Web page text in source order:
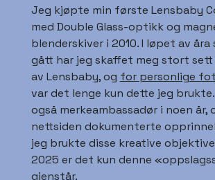
Jeg kjøpte min første Lensbaby
med Double Glass-optikk og
blenderskiver i 2010. I løpet av åra
gått har jeg skaffet meg stort
av Lensbaby, og for personlige
var det lenge kun dette jeg
også merkeambassadør i noen år,
nettsiden dokumenterte
jeg brukte disse kreative
2025 er det kun denne
gjenstår.